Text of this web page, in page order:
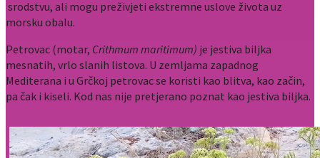
srodstvu, ali mogu preživjeti ekstremne uslove života uz
morsku obalu.
Petrovac (motar, Crithmum maritimum) je jestiva biljka
mesnatih, vrlo slanih listova. U zemljama zapadnog
Mediterana i u Grčkoj petrovac se koristi kao blitva, kao začin,
pa čak i kiseli. Kod nas nije pretjerano poznat kao jestiva biljka.